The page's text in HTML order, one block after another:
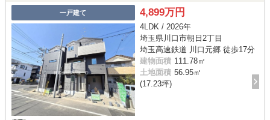
一戸建て 4,899万円
4LDK / 2026年
埼玉県川口市朝日2丁目
埼玉高速鉄道 川口元郷 徒歩17分
建物面積 111.78㎡
土地面積 56.95㎡
(17.23坪)